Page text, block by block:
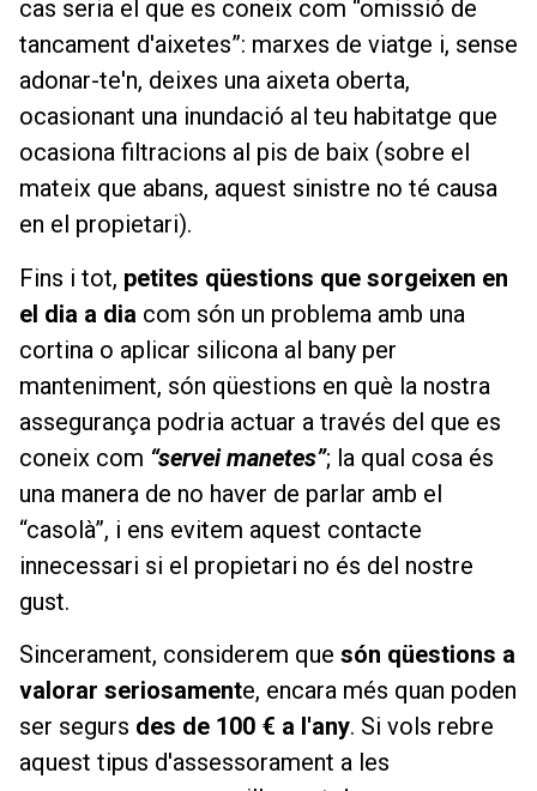
cas seria el que es coneix com “omissió de
tancament d'aixetes”: marxes de viatge i, sense
adonar-te'n, deixes una aixeta oberta,
ocasionant una inundació al teu habitatge que
ocasiona filtracions al pis de baix (sobre el
mateix que abans, aquest sinistre no té causa
en el propietari).
Fins i tot, petites qüestions que sorgeixen en
el dia a dia com són un problema amb una
cortina o aplicar silicona al bany per
manteniment, són qüestions en què la nostra
assegurança podria actuar a través del que es
coneix com “servei manetes”; la qual cosa és
una manera de no haver de parlar amb el
“casolà”, i ens evitem aquest contacte
innecessari si el propietari no és del nostre
gust.
Sincerament, considerem que són qüestions a
valorar seriosamente, encara més quan poden
ser segurs des de 100 € a l'any. Si vols rebre
aquest tipus d'assessorament a les